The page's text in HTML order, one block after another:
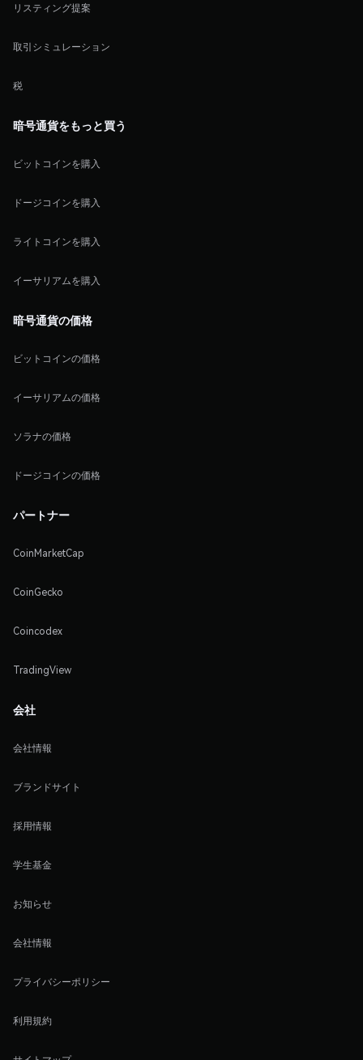
リスティング提案
取引シミュレーション
税
暗号通貨をもっと買う
ビットコインを購入
ドージコインを購入
ライトコインを購入
イーサリアムを購入
暗号通貨の価格
ビットコインの価格
イーサリアムの価格
ソラナの価格
ドージコインの価格
パートナー
CoinMarketCap
CoinGecko
Coincodex
TradingView
会社
会社情報
ブランドサイト
採用情報
学生基金
お知らせ
会社情報
プライバシーポリシー
利用規約